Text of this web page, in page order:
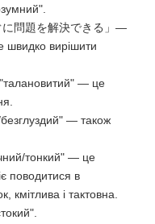
に問題を解決できる」—
швидко вирішити
— це
— також
тонкий" — це
поводитися в
кмітлива і тактовна.